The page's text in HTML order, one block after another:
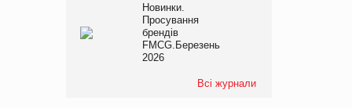
Новинки.
Просування
брендів
FMCG.Березень
2026
Всі журнали